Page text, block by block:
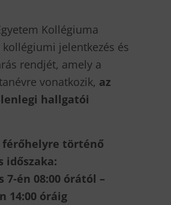
Kollégiuma
kollégiumi jelentkezés és
rendjét, amely a
vonatkozik, az
hallgatói
férőhelyre történő
időszaka:
7-én 08:00 órától –
14:00 óráig